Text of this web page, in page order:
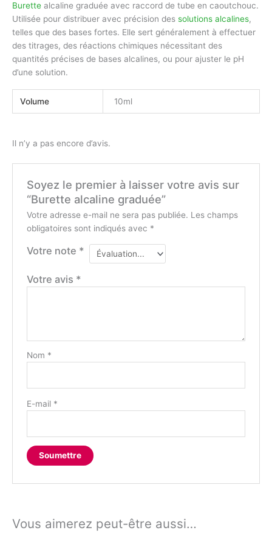
Burette alcaline graduée avec raccord de tube en caoutchouc.
Utilisée pour distribuer avec précision des solutions alcalines,
telles que des bases fortes. Elle sert généralement à effectuer
des titrages, des réactions chimiques nécessitant des
quantités précises de bases alcalines, ou pour ajuster le pH
d’une solution.
Volume 10ml
Il n’y a pas encore d’avis.
Soyez le premier à laisser votre avis sur
“Burette alcaline graduée”
Votre adresse e-mail ne sera pas publiée. Les champs
obligatoires sont indiqués avec *
Votre note *
Votre avis *
Nom *
E-mail *
Vous aimerez peut-être aussi…